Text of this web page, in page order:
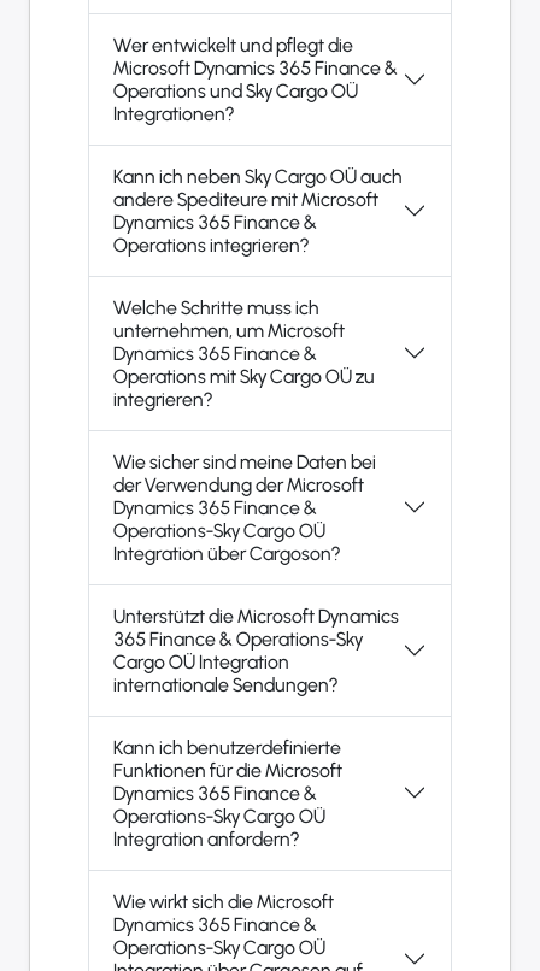
Wer entwickelt und pflegt die
Microsoft Dynamics 365 Finance &
Operations und Sky Cargo OÜ
Integrationen?
Kann ich neben Sky Cargo OÜ auch
andere Spediteure mit Microsoft
Dynamics 365 Finance &
Operations integrieren?
Welche Schritte muss ich
unternehmen, um Microsoft
Dynamics 365 Finance &
Operations mit Sky Cargo OÜ zu
integrieren?
Wie sicher sind meine Daten bei
der Verwendung der Microsoft
Dynamics 365 Finance &
Operations-Sky Cargo OÜ
Integration über Cargoson?
Unterstützt die Microsoft Dynamics
365 Finance & Operations-Sky
Cargo OÜ Integration
internationale Sendungen?
Kann ich benutzerdefinierte
Funktionen für die Microsoft
Dynamics 365 Finance &
Operations-Sky Cargo OÜ
Integration anfordern?
Wie wirkt sich die Microsoft
Dynamics 365 Finance &
Operations-Sky Cargo OÜ